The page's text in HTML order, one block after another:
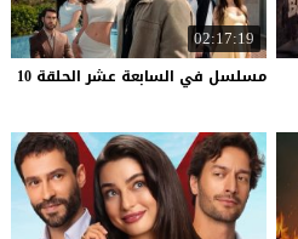
02:17:19
مسلسل في السابعة عشر الحلقة 10